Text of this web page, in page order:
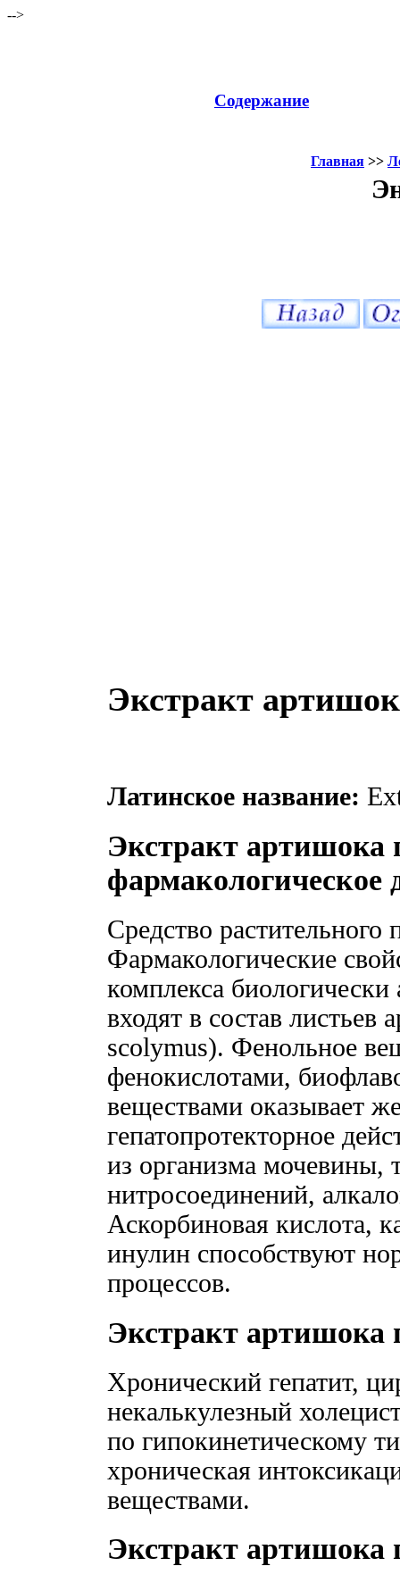
-->
Содержание
Главная >>
Экстракт
Латинское название:
Экстракт артишока
фармакологическое
Средство растительного
Фармакологические
комплекса
входят в состав листьев
scolymus). Фенольное
фенокислотами,
веществами оказывает
гепатопротекторное
из организма мочевины,
нитросоединений,
Аскорбиновая кислота,
инулин способствуют
процессов.
Экстракт артишока
Хронический гепатит,
некалькулезный
по гипокинетическому
хроническая
веществами.
Экстракт артишока